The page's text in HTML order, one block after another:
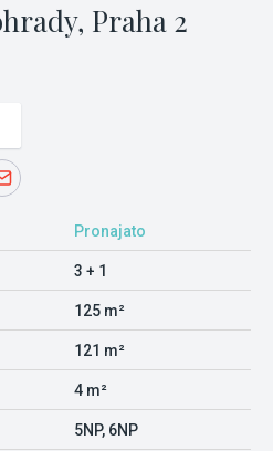
Praha 2
Pronajato
3 + 1
125 m²
121 m²
4 m²
5NP, 6NP